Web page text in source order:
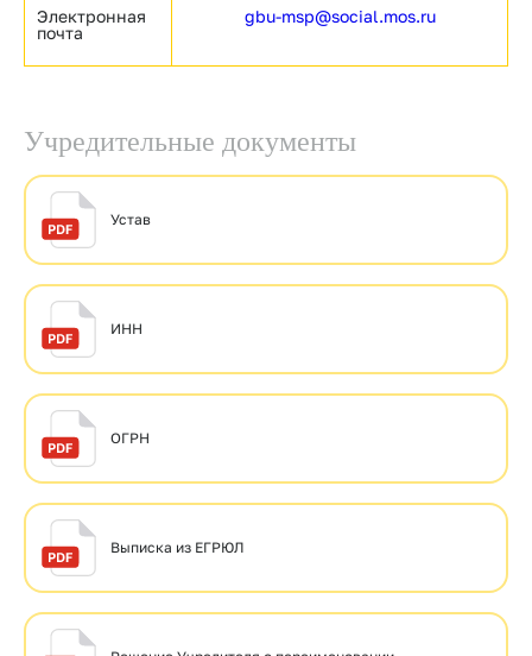
Электронная
почта
gbu-msp@social.mos.ru
Учредительные документы
Устав
ИНН
ОГРН
Выписка из ЕГРЮЛ